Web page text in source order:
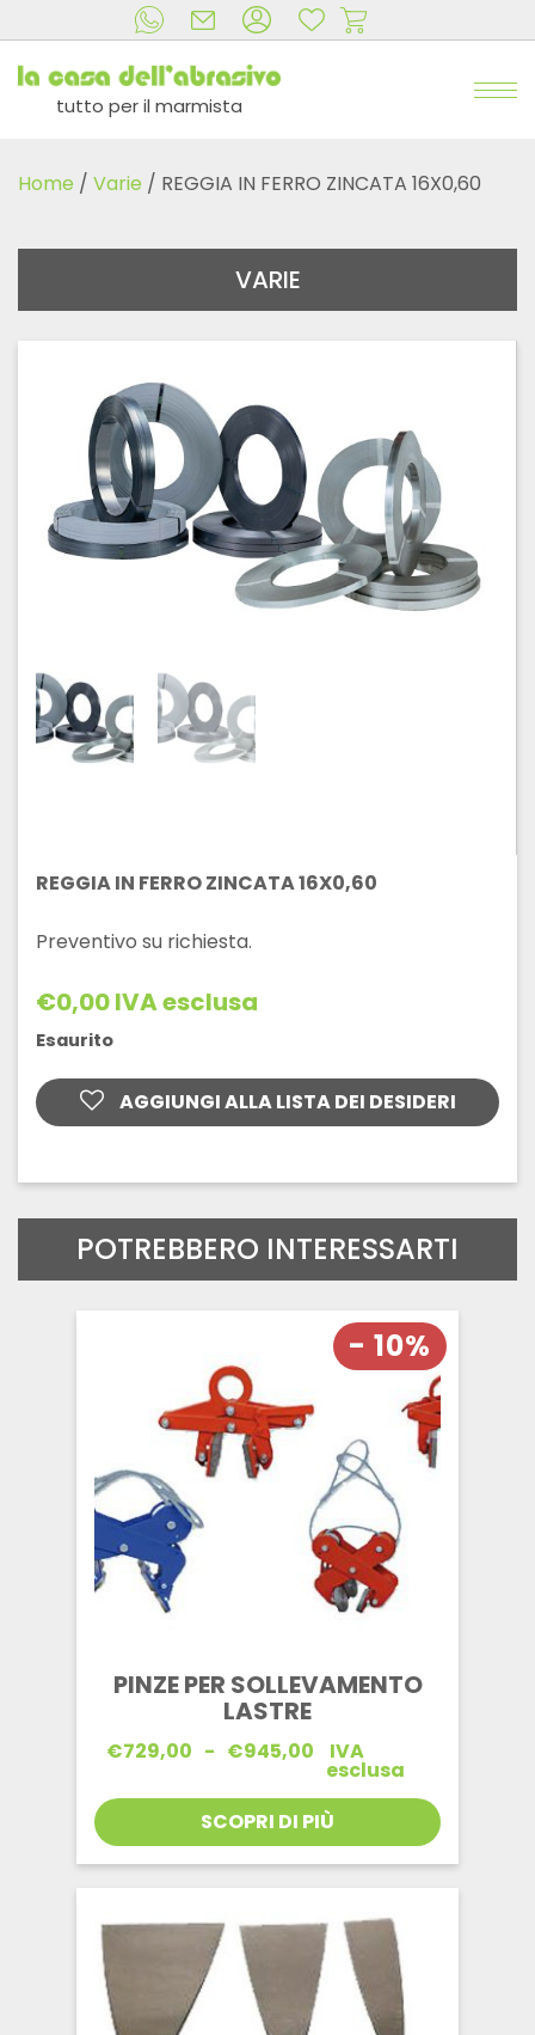
tutto per il marmista
Home / Varie / REGGIA IN FERRO ZINCATA 16X0,60
VARIE
REGGIA IN FERRO ZINCATA 16X0,60
Preventivo su richiesta.
€0,00IVA esclusa
Esaurito
AGGIUNGI ALLA LISTA DEI DESIDERI
POTREBBERO INTERESSARTI
- 10%
PINZE PER SOLLEVAMENTO
LASTRE
€729,00 - €945,00
Fascia
di
da
€729,00
a
€945,00
IVA
esclusa
SCOPRI DI PIÙ